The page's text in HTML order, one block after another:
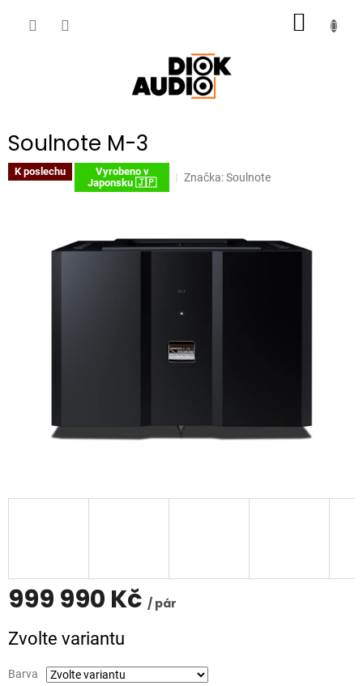
Soulnote M-3
K poslechu
Vyrobeno v
Japonsku 🇯🇵
Značka:Soulnote
999 990 Kč / pár
cena:
Zvolte variantu
Barva